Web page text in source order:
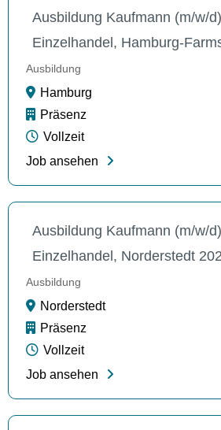
Ausbildung Kaufmann (m/w/
Einzelhandel, Hamburg-
Ausbildung
Hamburg
Präsenz
Vollzeit
Job ansehen
Ausbildung Kaufmann (m/w/
Einzelhandel, Norderstedt
Ausbildung
Norderstedt
Präsenz
Vollzeit
Job ansehen